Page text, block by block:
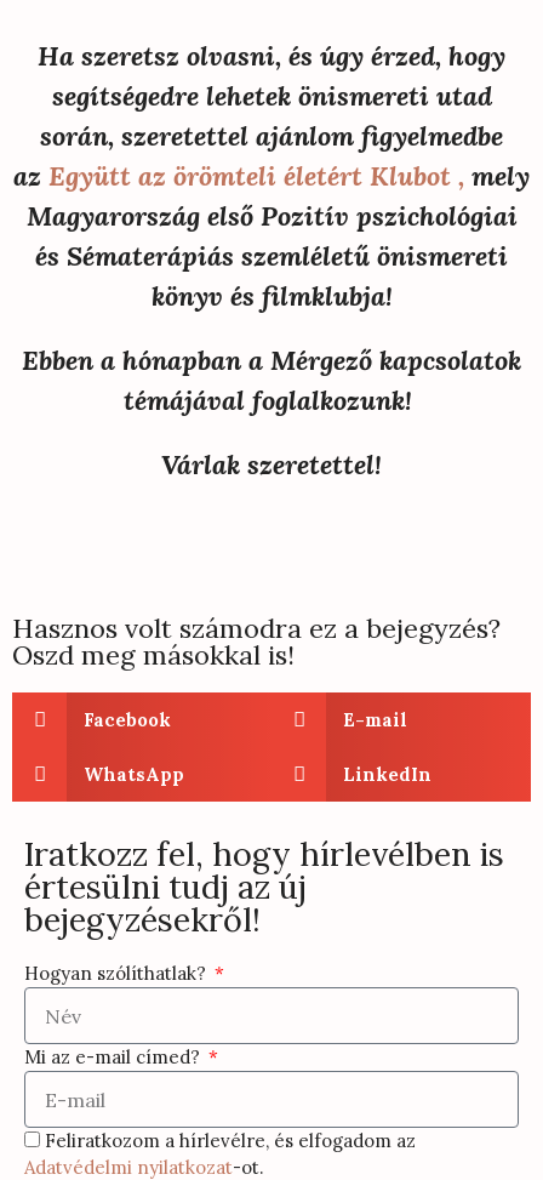
Ha szeretsz olvasni, és úgy érzed, hogy
segítségedre lehetek önismereti utad
során, szeretettel ajánlom figyelmedbe
az Együtt az örömteli életért Klubot , mely
Magyarország első Pozitív pszichológiai
és Sématerápiás szemléletű önismereti
könyv és filmklubja!
Ebben a hónapban a Mérgező kapcsolatok
témájával foglalkozunk!
Várlak szeretettel!
Hasznos volt számodra ez a bejegyzés?
Oszd meg másokkal is!
Facebook E-mail
WhatsApp LinkedIn
Iratkozz fel, hogy hírlevélben is
értesülni tudj az új
bejegyzésekről!
Hogyan szólíthatlak?
Mi az e-mail címed?
Feliratkozom a hírlevélre, és elfogadom az
Adatvédelmi nyilatkozat-ot.